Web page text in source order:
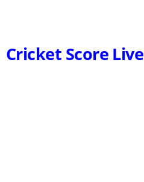
Cricket Score Live